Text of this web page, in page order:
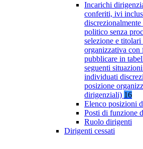
Incarichi
conferiti, ivi
politico senza
selezione e
organizzativa
pubblicare in
seguenti
individuati
posizione
dirigenziali) 16
Elenco posizioni
Posti di funzione
Ruolo dirigenti
Dirigenti cessati